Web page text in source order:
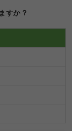
すか？